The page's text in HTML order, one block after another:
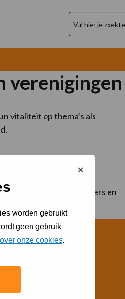
worden gebruikt
geen gebruik
onze cookies.
Sluit
verenigingen
vitaliteit op thema’s als
te gaan met leden, trainers en
beleid.